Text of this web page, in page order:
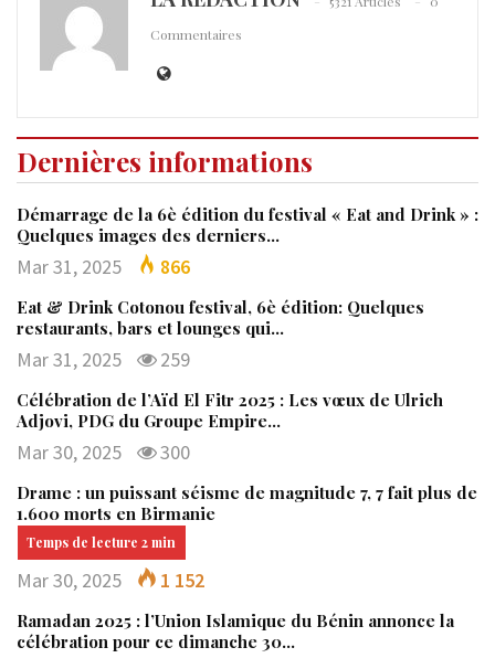
Commentaires
Dernières informations
Démarrage de la 6è édition du festival « Eat and Drink » :
Quelques images des derniers…
Mar 31, 2025 866
Eat & Drink Cotonou festival, 6è édition: Quelques
restaurants, bars et lounges qui…
Mar 31, 2025 259
Célébration de l’Aïd El Fitr 2025 : Les vœux de Ulrich
Adjovi, PDG du Groupe Empire…
Mar 30, 2025 300
Drame : un puissant séisme de magnitude 7, 7 fait plus de
1.600 morts en Birmanie
Mar 30, 2025 1 152
Ramadan 2025 : l’Union Islamique du Bénin annonce la
célébration pour ce dimanche 30…